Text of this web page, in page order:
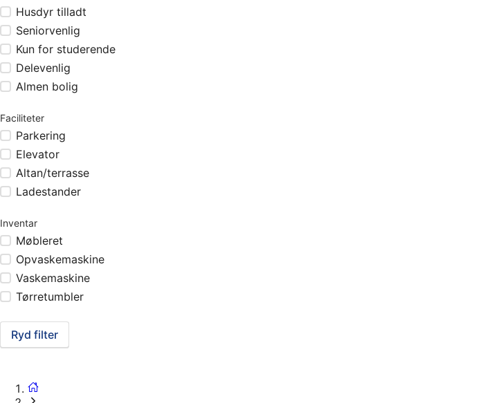
Husdyr tilladt
Seniorvenlig
Kun for studerende
Delevenlig
Almen bolig
Faciliteter
Parkering
Elevator
Altan/terrasse
Ladestander
Inventar
Møbleret
Opvaskemaskine
Vaskemaskine
Tørretumbler
Ryd filter